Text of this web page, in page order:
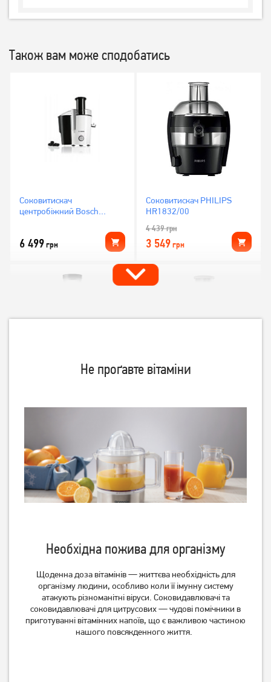
Також вам може сподобатись
Соковитискач
центробіжний Bosch
6 499грн
Соковитискач PHILIPS
HR1832/00
4 439грн
3 549грн
Соковижималка для
цитрусових Philips
HR2738/00
1 669грн
1 329
Соковитискач Philips
HR1889/70
11 629грн
9 299грн
Не проґавте вітаміни
Необхідна пожива для організму
Щоденна доза вітамінів — життєва необхідність для
організму людини, особливо коли її імунну систему
атакують різноманітні віруси. Соковидавлювачі та
соковидавлювачі для цитрусових — чудові помічники в
приготуванні вітамінних напоїв, що є важливою частиною
нашого повсякденного життя.